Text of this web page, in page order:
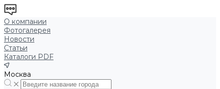
О компании
Фотогалерея
Новости
Статьи
Каталоги PDF
Москва